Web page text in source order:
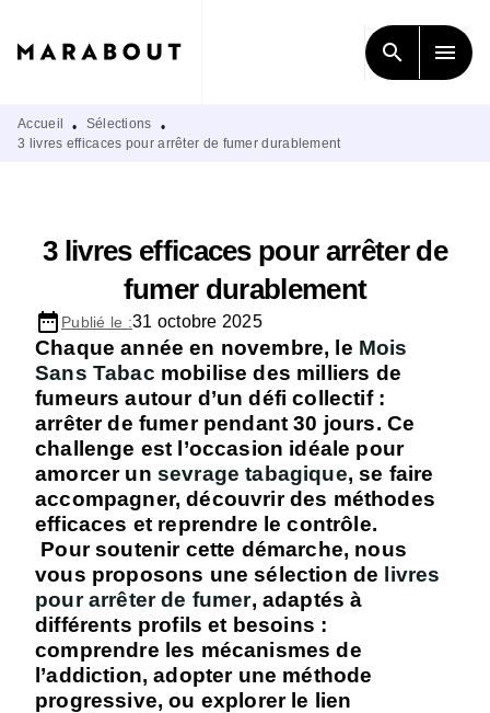
CONTENU
search menu
Accueil • Sélections
•
3 livres efficaces pour arrêter de fumer durablement
3 livres efficaces pour arrêter de
fumer durablement
date_range Publié le :31 octobre 2025
Chaque année en novembre, le Mois
Sans Tabac mobilise des milliers de
fumeurs autour d’un défi collectif :
arrêter de fumer pendant 30 jours. Ce
challenge est l’occasion idéale pour
amorcer un sevrage tabagique, se faire
accompagner, découvrir des méthodes
efficaces et reprendre le contrôle.
Pour soutenir cette démarche, nous
vous proposons une sélection de
livres
pour arrêter de fumer, adaptés à
différents profils et besoins :
comprendre les mécanismes de
l’addiction, adopter une méthode
progressive, ou explorer le lien